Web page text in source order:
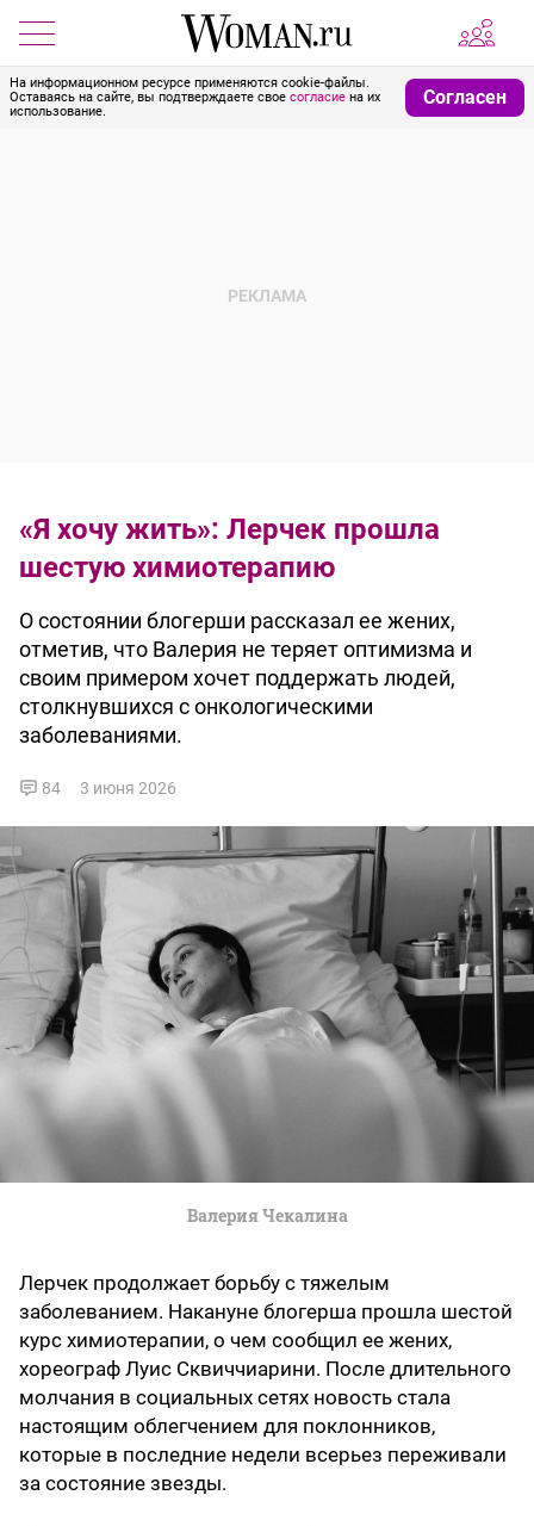
На информационном ресурсе применяются cookie-файлы.
Оставаясь на сайте, вы подтверждаете свое согласие на их
использование.
Согласен
«Я хочу жить»: Лерчек прошла
шестую химиотерапию
О состоянии блогерши рассказал ее жених,
отметив, что Валерия не теряет оптимизма и
своим примером хочет поддержать людей,
столкнувшихся с онкологическими
заболеваниями.
84 3 июня 2026
Валерия Чекалина
Лерчек продолжает борьбу с тяжелым
заболеванием. Накануне блогерша прошла шестой
курс химиотерапии, о чем сообщил ее жених,
хореограф Луис Сквиччиарини. После длительного
молчания в социальных сетях новость стала
настоящим облегчением для поклонников,
которые в последние недели всерьез переживали
за состояние звезды.